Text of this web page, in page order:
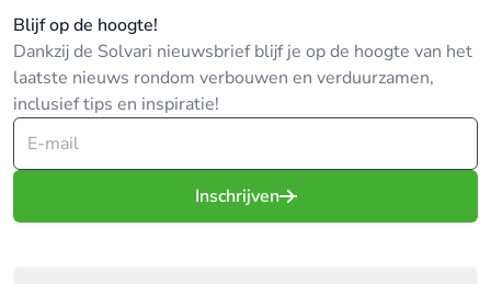
Blijf op de hoogte!
Dankzij de Solvari nieuwsbrief blijf je op de hoogte van het
laatste nieuws rondom verbouwen en verduurzamen,
inclusief tips en inspiratie!
Inschrijven